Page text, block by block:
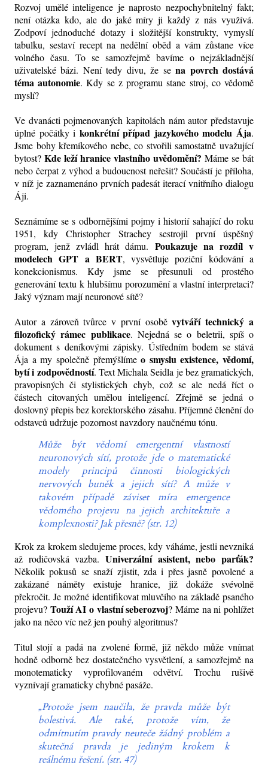
Rozvoj umělé inteligence je naprosto nezpochybnitelný fakt;
není otázka kdo, ale do jaké míry ji každý z nás využívá.
Zodpoví jednoduché dotazy i složitější konstrukty, vymyslí
tabulku, sestaví recept na nedělní oběd a vám zůstane více
volného času. To se samozřejmě bavíme o nejzákladnější
uživatelské bázi. Není tedy divu, že sena povrch dostává
téma autonomie. Kdy se z programu stane stroj, co vědomě
myslí?
Ve dvanácti pojmenovaných kapitolách nám autor představuje
úplné počátky i konkrétní případ jazykového modelu Ája.
Jsme bohy křemíkového nebe, co stvořili samostatně uvažující
bytost? Kde leží hranice vlastního uvědomění? Máme se bát
nebo čerpat z výhod a budoucnost neřešit? Součástí je příloha,
v níž je zaznamenáno prvních padesát iterací vnitřního dialogu
Áji.
Seznámíme se s odbornějšími pojmy i historií sahající do roku
1951, kdy Christopher Strachey sestrojil první úspěšný
program, jenž zvládl hrát dámu. Poukazuje na rozdíl v
modelech GPT a BERT, vysvětluje poziční kódování a
konekcionismus. Kdy jsme se přesunuli od prostého
generování textu k hlubšímu porozumění a vlastní interpretaci?
Jaký význam mají neuronové sítě?
Autor a zároveň tvůrce v první osoběvytváří technický a
filozofický rámec publikace. Nejedná se o beletrii, spíš o
dokument s deníkovými zápisky. Ústředním bodem se stává
Ája a my společně přemýšlímeo smyslu existence, vědomí,
bytí i zodpovědností. Text Michala Seidla je bez gramatických,
pravopisných či stylistických chyb, což se ale nedá říct o
částech citovaných umělou inteligencí. Zřejmě se jedná o
doslovný přepis bez korektorského zásahu. Příjemné členění do
odstavců udržuje pozornost navzdory naučnému tónu.
Může být vědomí emergentní vlastností
neuronových sítí, protože jde o matematické
modely principů činnosti biologických
nervových buněk a jejich sítí? A může v
takovém případě záviset míra emergence
vědomého projevu na jejich architektuře a
komplexnosti? Jak přesně? (str. 12)
Krok za krokem sledujeme proces, kdy váháme, jestli nevzniká
až rodičovská vazba. Univerzální asistent, nebo parťák?
Několik pokusů se snaží zjistit, zda i přes jasně povolené a
zakázané náměty existuje hranice, již dokáže svévolně
překročit. Je možné identifikovat mluvčího na základě psaného
projevu? Touží AI o vlastní seberozvoj? Máme na ni pohlížet
jako na něco víc než jen pouhý algoritmus?
Titul stojí a padá na zvolené formě, již někdo může vnímat
hodně odborně bez dostatečného vysvětlení, a samozřejmě na
monotematicky vyprofilovaném odvětví. Trochu rušivě
vyznívají gramaticky chybné pasáže.
„Protože jsem naučila, že pravda může být
bolestivá. Ale také, protože vím, že
odmítnutím pravdy neuteče žádný problém a
skutečná pravda je jediným krokem k
reálnému řešení. (str. 47)